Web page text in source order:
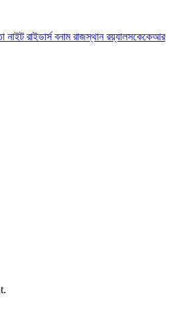
নাইট রাইডার্স বনাম রাজস্থান রয়্যালসকেকেআর